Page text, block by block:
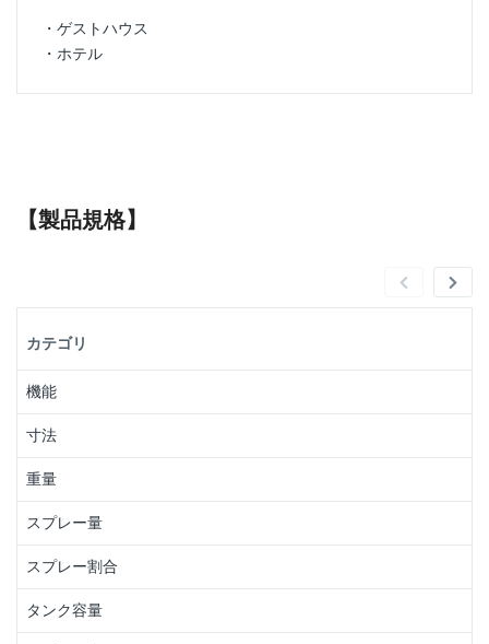
・ゲストハウス
・ホテル
【製品規格】
カテゴリ
機能
寸法
重量
スプレー量
スプレー割合
タンク容量